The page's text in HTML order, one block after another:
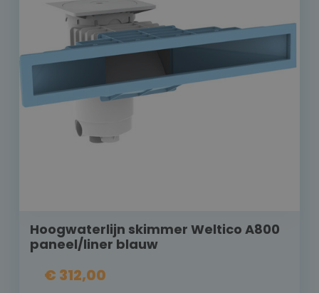
Hoogwaterlijn skimmer Weltico A800
paneel/liner blauw
€ 312,00